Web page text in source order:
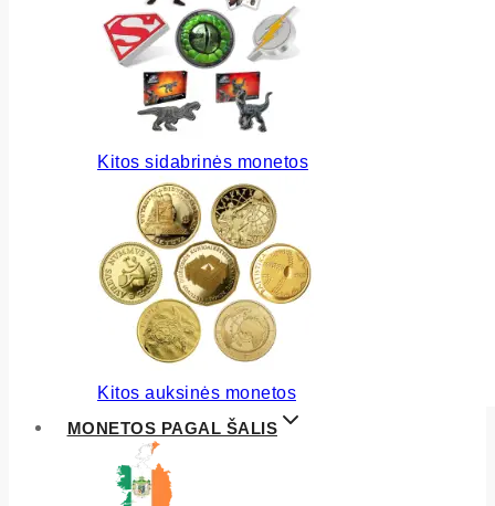
Kitos sidabrinės monetos
Kitos auksinės monetos
MONETOS PAGAL ŠALIS